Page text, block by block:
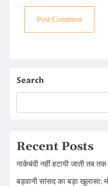
Search
Recent Posts
नाकेबंदी नहीं हटायी जाती तब तक
बड़वानी सांसद का बड़ा खुलासा: